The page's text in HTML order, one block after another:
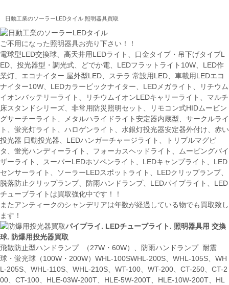
日動工業のソーラーLEDタイル.照明器具買取
ご不用になった照明器具お売り下さい！！
電球型LED交換球、高天井用LEDライト、口金タイプ・吊下げタイプL
ED、投光器型・調光式、どでか電、LEDフラットライト10W、LED作
業灯、エコナイター 屋外型LED、ステラ 常設用LED、車載用LEDエコ
ナイター10W、LEDカラービックナイター、LEDメガライト、リチウム
イオンバッテリーライト、リチウムイオンLEDキャリーライト、マルチ
床スタンドシリーズ、非常用防災照明セット、リモコン式HIDムービン
グサーチーライト、メタルハライドライト安定器内蔵型、サークルライ
ト、蛍光灯ライト、ハロゲンライト、水銀灯投光器安定器外付け、赤い
投光器 日動投光器、LEDハンガーチャージライト、トリプルマグピ
タ、蛍光ハンディーライト、フォーカスヘッドライト、ムービングバイ
ザーライト、スーパーLEDホソペンライト、LEDキャンプライト、LED
センサーライト、ソーラーLEDスポットライト、LEDクリップランプ、
脱落防止クリップランプ、防雨ハンドランプ、LEDパイプライト、LED
チューブライトは買取強化中です！！
またアンティークのシャンデリアは年数が経過している物でも買取致し
ます！
パイプライ. LEDチューブライト. 照明器具用 交換
球. 防爆用投光器買取
飛散防止型ハンドランプ （27W・60W）、防雨ハンドランプ 耐震
球・蛍光球（100W・200W）WHL-100SWHL-200S、WHL-105S、WH
L-205S、WHL-110S、WHL-210S、WT-100、WT-200、CT-250、CT-2
00、CT-100、HLE-03W-200T、HLE-5W-200T、HLE-10W-200T、HL